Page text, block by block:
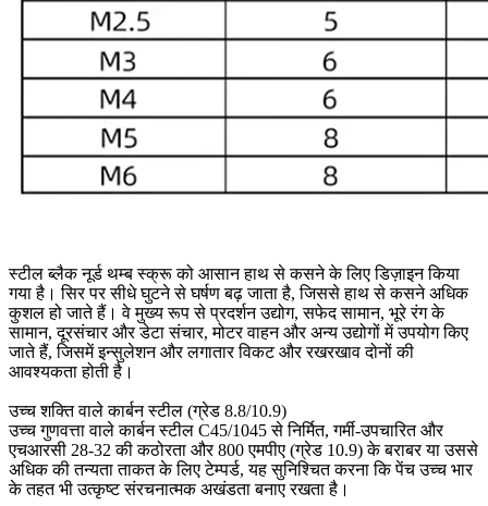
स्टील ब्लैक नूर्ड थम्ब स्क्रू को आसान हाथ से कसने के लिए डिज़ाइन किया
गया है। सिर पर सीधे घुटने से घर्षण बढ़ जाता है, जिससे हाथ से कसने अधिक
कुशल हो जाते हैं। वे मुख्य रूप से प्रदर्शन उद्योग, सफेद सामान, भूरे रंग के
सामान, दूरसंचार और डेटा संचार, मोटर वाहन और अन्य उद्योगों में उपयोग किए
जाते हैं, जिसमें इन्सुलेशन और लगातार विकट और रखरखाव दोनों की
आवश्यकता होती है।
उच्च शक्ति वाले कार्बन स्टील (ग्रेड 8.8/10.9)
उच्च गुणवत्ता वाले कार्बन स्टील C45/1045 से निर्मित, गर्मी-उपचारित और
एचआरसी 28-32 की कठोरता और 800 एमपीए (ग्रेड 10.9) के बराबर या उससे
अधिक की तन्यता ताकत के लिए टेम्पर्ड, यह सुनिश्चित करना कि पेंच उच्च भार
के तहत भी उत्कृष्ट संरचनात्मक अखंडता बनाए रखता है।